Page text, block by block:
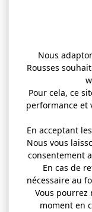
Nous
Rousses
Pour cela, ce
performance et
En acceptant
Nous vous
consentement
En cas de
nécessaire au
Vous pourrez
moment en